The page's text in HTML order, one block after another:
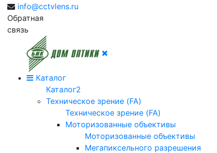
info@cctvlens.ru
Обратная
связь
Каталог
Каталог2
Техническое зрение (FA)
Техническое зрение (FA)
Моторизованные объективы
Моторизованные объективы
Мегапиксельного разрешения